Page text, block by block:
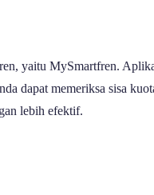
yaitu MySmartfren.
dapat memeriksa sisa
lebih efektif.